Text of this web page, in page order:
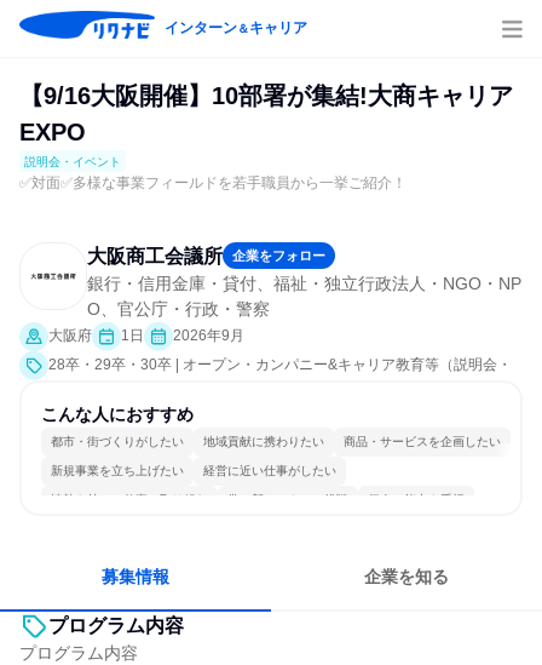
インターン＆キャリア
【9/16大阪開催】10部署が集結!大商キャリア
EXPO
説明会・イベント
✅対面✅多様な事業フィールドを若手職員から一挙ご紹介！
大阪商工会議所 企業をフォロー
銀行・信用金庫・貸付、福祉・独立行政法人・NGO・NP
O、官公庁・行政・警察
大阪府 1日
2026年9月
28卒・29卒・30卒 | オープン・カンパニー&キャリア教育等（説明会・
こんな人におすすめ
都市・街づくりがしたい 地域貢献に携わりたい 商品・サービスを企画したい
新規事業を立ち上げたい 経営に近い仕事がしたい
情熱を持って仕事に取り組む 常に新しいものに挑戦 個人の能力を重視
募集情報 企業を知る
プログラム内容
プログラム内容